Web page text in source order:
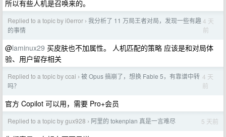
所以有些人机是召唤来的。
Replied to a topic by i0error › 我分析了 11 万局王者对局，发现一些有趣
的事情
4 天
前
@laminux29 买皮肤也不加属性。 人机匹配的策略 应该是和对局体
验、用户留存相关
Replied to a topic by ccai › 被 Opus 搞崩了，想换 Fable 5，有靠谱中转
吗？
4 天
前
官方 Copilot 可以用，需要 Pro+会员
Replied to a topic by gux928 › 阿里的 tokenplan 真是一言难尽 5 天前